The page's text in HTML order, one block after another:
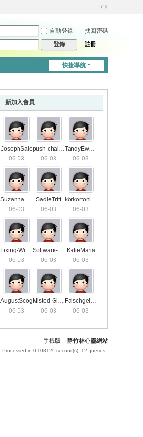
切
到
自動登錄
找回密碼
登錄 註冊
快捷導航
新加入會員
JosephSale
06-03
push-chair7571
06-03
TandyEwald
06-03
SuzannaS01
06-03
SadieTritt
06-03
körkortonline4406
06-03
Fixing-Window-Locks2459
06-03
Software-For-SEO-Agency5648
06-03
KatieMaria
06-03
AugustScog
06-03
Misted-Glass-Repair5115
06-03
Falschgeld-Verkaufen-Darknet9186
06-03
手機版 靜竹林心靈網站
, Processed in 0.108129 second(s), 12 queries .